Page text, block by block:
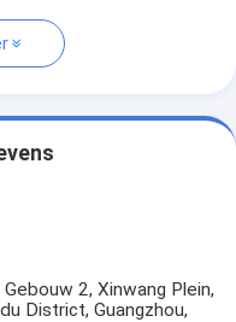
2, Xinwang Plein,
District, Guangzhou,